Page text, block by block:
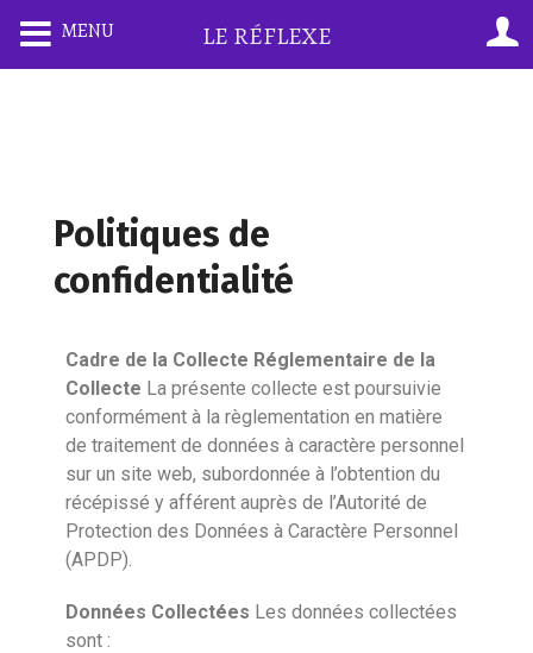
Politiques de
confidentialité
Cadre de la Collecte Réglementaire de la
Collecte La présente collecte est poursuivie
conformément à la règlementation en matière
de traitement de données à caractère personnel
sur un site web, subordonnée à l’obtention du
récépissé y afférent auprès de l’Autorité de
Protection des Données à Caractère Personnel
(APDP).
Données Collectées Les données collectées
sont :
MENU LE RÉFLEXE